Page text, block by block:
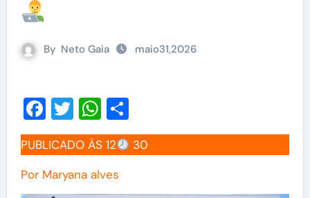
By Neto Gaia maio31,2026
Facebook
TwitterWhatsApp
Share
PUBLICADO ÀS 12
30
Por Maryana alves